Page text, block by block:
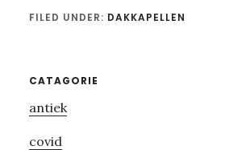
FILED UNDER: DAKKAPELLEN
Primary
Sidebar
CATAGORIE
antiek
covid